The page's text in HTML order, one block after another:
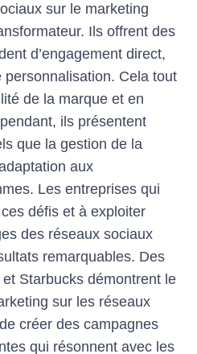
sur le marketing
Ils offrent des
d’engagement direct,
Cela tout
de la marque et en
ils présentent
que la gestion de la
aux
Les entreprises qui
défis et à exploiter
des réseaux sociaux
remarquables. Des
Starbucks démontrent le
sur les réseaux
créer des campagnes
qui résonnent avec les